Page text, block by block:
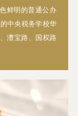
鲜明的普通公办
中央税务学校华
漕宝路、国权路
，全日制在校生
贯彻落实党的教
本”办学理念，秉
神，全力打造“应